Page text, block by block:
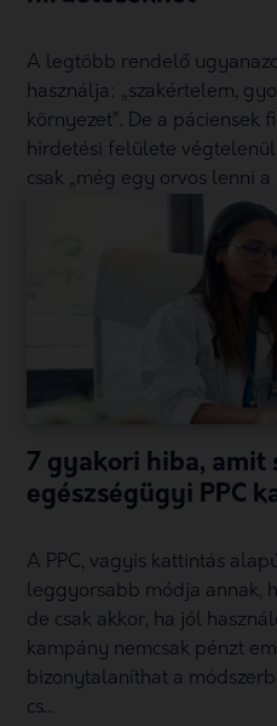
A legtöbb rendelő
használja: „szakértelem,
környezet”. De a páciensek
hirdetési felülete
csak „még egy orvos lenni a
7 gyakori hiba, amit
egészségügyi PPC
A PPC, vagyis kattintás
leggyorsabb módja annak,
de csak akkor, ha jól
kampány nemcsak pénzt
bizonytalaníthat a
cs...